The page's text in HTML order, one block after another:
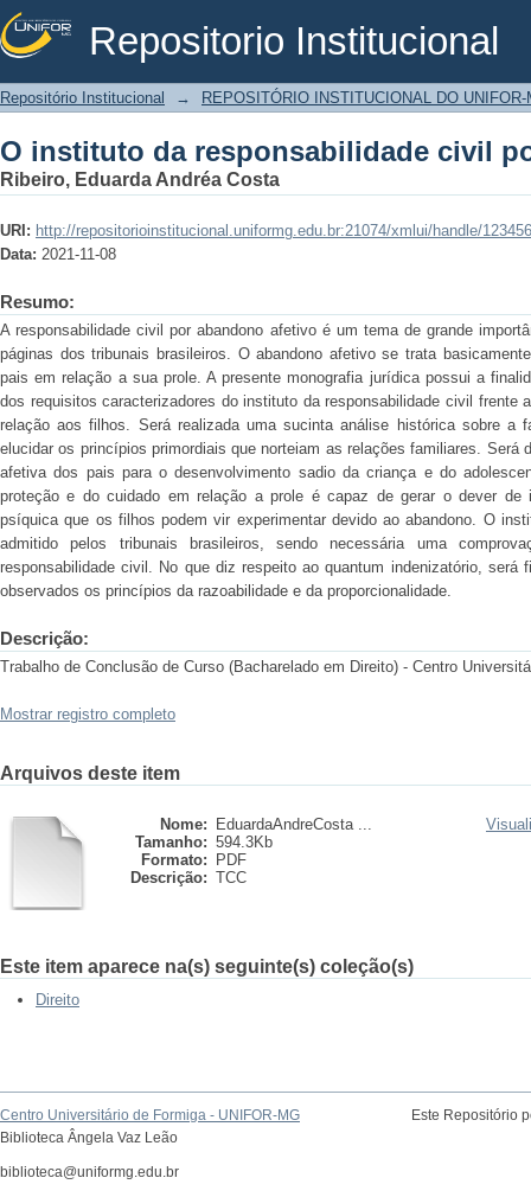
Repositorio Institucional
O instituto da responsabilidade civil
Repositório Institucional → REPOSITÓRIO INSTITUCIONAL DO UNIFOR-
O instituto da responsabilidade civil
Ribeiro, Eduarda Andréa Costa
URI: http://repositorioinstitucional.uniformg.edu.br:21074/xmlui/handle/
Data: 2021-11-08
Resumo:
A responsabilidade civil por abandono afetivo é um tema de grande
páginas dos tribunais brasileiros. O abandono afetivo se trata
pais em relação a sua prole. A presente monografia jurídica possui a
dos requisitos caracterizadores do instituto da responsabilidade civil frente
relação aos filhos. Será realizada uma sucinta análise histórica sobre
elucidar os princípios primordiais que norteiam as relações familiares. Será
afetiva dos pais para o desenvolvimento sadio da criança e do
proteção e do cuidado em relação a prole é capaz de gerar o dever de
psíquica que os filhos podem vir experimentar devido ao abandono. O
admitido pelos tribunais brasileiros, sendo necessária uma
responsabilidade civil. No que diz respeito ao quantum indenizatório, será
observados os princípios da razoabilidade e da proporcionalidade.
Descrição:
Trabalho de Conclusão de Curso (Bacharelado em Direito) - Centro
Mostrar registro completo
Arquivos deste item
Nome:
EduardaAndreCosta ...
Tamanho: 594.3Kb
Formato:
PDF
Descrição: TCC
Este item aparece na(s) seguinte(s) coleção(s)
Direito
Centro Universitário de Formiga - UNIFOR-MG
Biblioteca Ângela Vaz Leão
biblioteca@uniformg.edu.br
Este Repositório